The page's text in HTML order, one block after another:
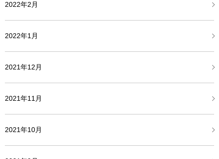
2022年2月
2022年1月
2021年12月
2021年11月
2021年10月